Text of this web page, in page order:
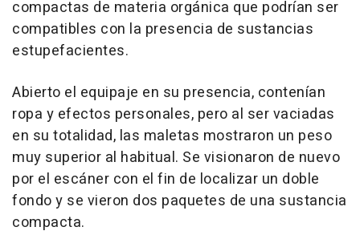
compactas de materia orgánica que podrían ser
compatibles con la presencia de sustancias
estupefacientes.
Abierto el equipaje en su presencia, contenían
ropa y efectos personales, pero al ser vaciadas
en su totalidad, las maletas mostraron un peso
muy superior al habitual. Se visionaron de nuevo
por el escáner con el fin de localizar un doble
fondo y se vieron dos paquetes de una sustancia
compacta.